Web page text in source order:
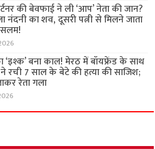
की बेवफाई ने ली ‘आप’ नेता की जान?
नंदनी का शव, दूसरी पत्नी से मिलने जाता
‘इश्क’ बना काल! मेरठ में बॉयफ्रेंड के साथ
रची 7 साल के बेटे की हत्या की साजिश;
रेता गला